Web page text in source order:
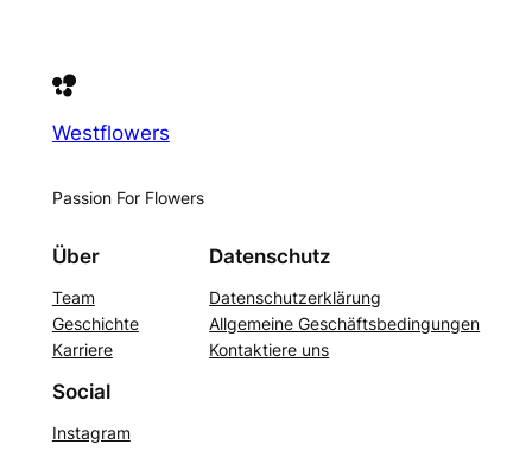
Westflowers
Passion For Flowers
Über
Team
Geschichte
Karriere
Datenschutz
Datenschutzerklärung
Allgemeine Geschäftsbedingungen
Kontaktiere uns
Social
Instagram